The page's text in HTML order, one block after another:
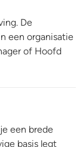
De
een organisatie
of Hoofd
een brede
basis legt